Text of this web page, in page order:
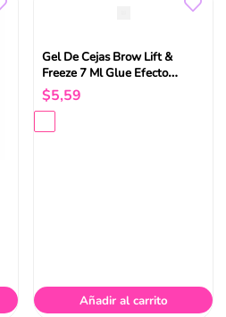
Gel De Cejas Brow Lift &
Freeze 7 Ml Glue Efecto
Laminado 01 Essence
$5,59
Añadir al carrito